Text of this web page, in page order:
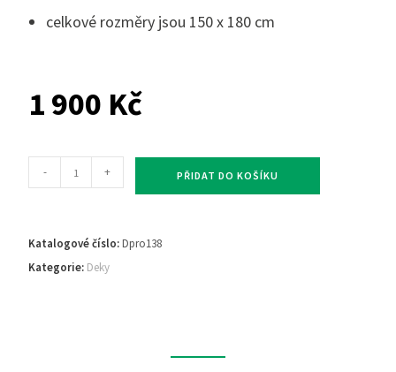
celkové rozměry jsou 150 x 180 cm
1 900 Kč
- + PŘIDAT DO KOŠÍKU
Katalogové číslo:Dpro138
Kategorie: Deky